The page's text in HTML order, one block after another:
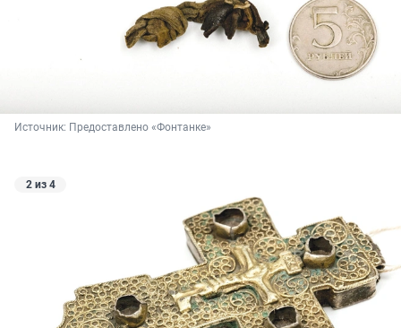
Источник: Предоставлено «Фонтанке»
2 из 4